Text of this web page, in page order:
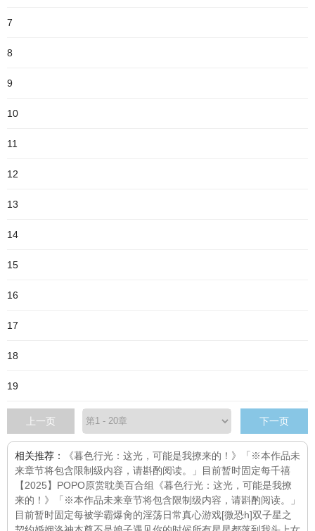
7
8
9
10
11
12
13
14
15
16
17
18
19
上一页 下一页
相关推荐：
《暮色行光：这光，可能是我撩来的！》「※本作品未
来章节将包含限制级内容，请斟酌阅读。」目前暂时固定每千禧
【2025】POPO原赏耽美百合组
《暮色行光：这光，可能是我撩
来的！》「※本作品未来章节将包含限制级内容，请斟酌阅读。」
目前暂时固定每被学霸爆肏的淫荡日常真心游戏[微恐h]双子星之